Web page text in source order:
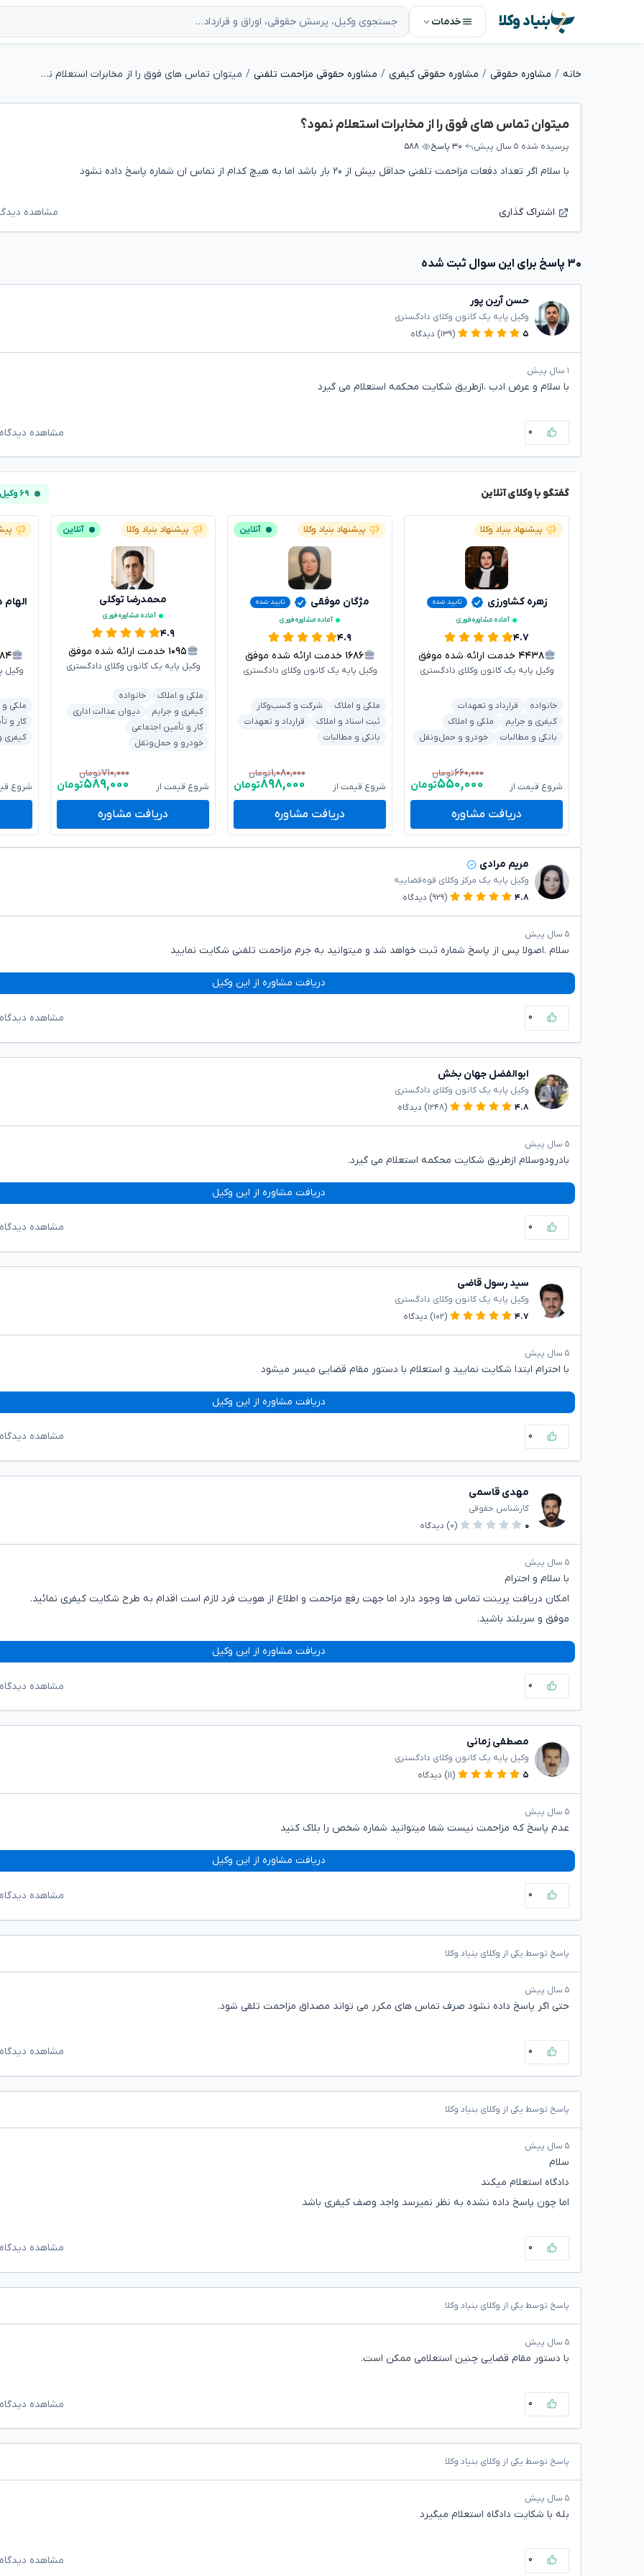
بنیاد وکلا خدمات
خانه مشاوره حقوقی مشاوره حقوقی کیفری مشاوره حقوقی مزاحمت تلفنی میتوان تماس های فوق را از مخابرات استعلام نمود؟
میتوان تماس های فوق را از مخابرات استعلام نمود؟
پرسیده شده ۵ سال پیش ۳۰ پاسخ ۵۸۸
با سلام اگر تعداد دفعات مزاحمت تلفنی حداقل بیش از ۲۰ بار باشد اما به هیچ کدام از تماس ان شماره پاسخ داده نشود
اشتراک گذاری مشاهده
۳۰ پاسخ برای این سوال ثبت شده
حسن آرین پور
وکیل پایه یک کانون وکلای دادگستری
۵
(۱۳۹) دیدگاه
۱ سال پیش
با سلام و عرض ادب ،ازطریق شکایت محکمه استعلام می گیرد
۰ مشاهده
گفتگو با وکلای آنلاین ۶۹ وکیل آنلاین
پیشنهاد بنیاد وکلا
زهره کشاورزی
تایید شده
آماده مشاوره فوری
۴.۷
۴۴۳۸ خدمت ارائه شده موفق
وکیل پایه یک کانون وکلای دادگستری
خانواده
قرارداد و تعهدات
کیفری و جرایم
ملکی و املاک
بانکی و مطالبات
خودرو و حمل‌ونقل
شروع قیمت از
۶۶۰,۰۰۰تومان
۵۵۰,۰۰۰تومان
دریافت مشاوره
پیشنهاد بنیاد وکلا آنلاین
مژگان موفقی
تایید شده
آماده مشاوره فوری
۴.۹
۱۶۸۶ خدمت ارائه شده موفق
وکیل پایه یک کانون وکلای دادگستری
ملکی و املاک
شرکت و کسب‌وکار
ثبت اسناد و املاک
قرارداد و تعهدات
بانکی و مطالبات
شروع قیمت از
۱,۰۸۰,۰۰۰تومان
۸۹۸,۰۰۰تومان
دریافت مشاوره
پیشنهاد بنیاد وکلا آنلاین
محمدرضا توکلی
آماده مشاوره فوری
۴.۹
۱۰۹۵ خدمت ارائه شده موفق
وکیل پایه یک کانون وکلای دادگستری
ملکی و املاک
خانواده
کیفری و جرایم
دیوان عدالت اداری
کار و تأمین اجتماعی
خودرو و حمل‌ونقل
شروع قیمت از
۷۱۰,۰۰۰تومان
۵۸۹,۰۰۰تومان
دریافت مشاوره
الهام
وکیل
ملکی و
کار و
کیفری
شروع
مریم مرادی
وکیل پایه یک مرکز وکلای قوه‌قضاییه
۴.۸
(۹۲۹) دیدگاه
۵ سال پیش
سلام .اصولا پس از پاسخ شماره ثبت خواهد شد و میتوانید به جرم مزاحمت تلفنی شکایت نمایید
دریافت مشاوره از این وکیل
۰ مشاهده
ابوالفضل جهان بخش
وکیل پایه یک کانون وکلای دادگستری
۴.۸
(۱۲۴۸) دیدگاه
۵ سال پیش
بادرودوسلام ازطریق شکایت محکمه استعلام می گیرد.
دریافت مشاوره از این وکیل
۰ مشاهده
سید رسول قاضی
وکیل پایه یک کانون وکلای دادگستری
۴.۷
(۱۰۲) دیدگاه
۵ سال پیش
با احترام ابتدا شکایت نمایید و استعلام با دستور مقام قضایی میسر میشود
دریافت مشاوره از این وکیل
۰ مشاهده
مهدی قاسمی
کارشناس حقوقی
۰
(۰) دیدگاه
۵ سال پیش
با سلام و احترام
امکان دریافت پرینت تماس ها وجود دارد اما جهت رفع مزاحمت و اطلاع از هویت فرد لازم است اقدام به طرح شکایت کیفری نمائید.
موفق و سربلند باشید.
دریافت مشاوره از این وکیل
۰ مشاهده
مصطفی زمانی
وکیل پایه یک کانون وکلای دادگستری
۵
(۱۱) دیدگاه
۵ سال پیش
عدم پاسخ که مزاحمت نیست شما میتوانید شماره شخص را بلاک کنید
دریافت مشاوره از این وکیل
۰ مشاهده
پاسخ توسط یکی از وکلای بنیاد وکلا
۵ سال پیش
حتی اگر پاسخ داده نشود صرف تماس های مکرر می تواند مصداق مزاحمت تلقی شود.
۰ مشاهده
پاسخ توسط یکی از وکلای بنیاد وکلا
۵ سال پیش
سلام
دادگاه استعلام میکند
اما چون پاسخ داده نشده به نظر نمیرسد واجد وصف کیفری باشد
۰ مشاهده
پاسخ توسط یکی از وکلای بنیاد وکلا
۵ سال پیش
با دستور مقام قضایی چنین استعلامی ممکن است.
۰ مشاهده
پاسخ توسط یکی از وکلای بنیاد وکلا
۵ سال پیش
بله با شکایت دادگاه استعلام میگیرد
۰ مشاهده